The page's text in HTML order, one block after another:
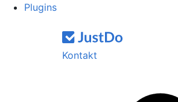
Plugins
Kontakt